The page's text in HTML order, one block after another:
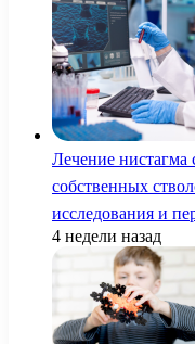
Лечение
собственных
исследования и
4 недели назад